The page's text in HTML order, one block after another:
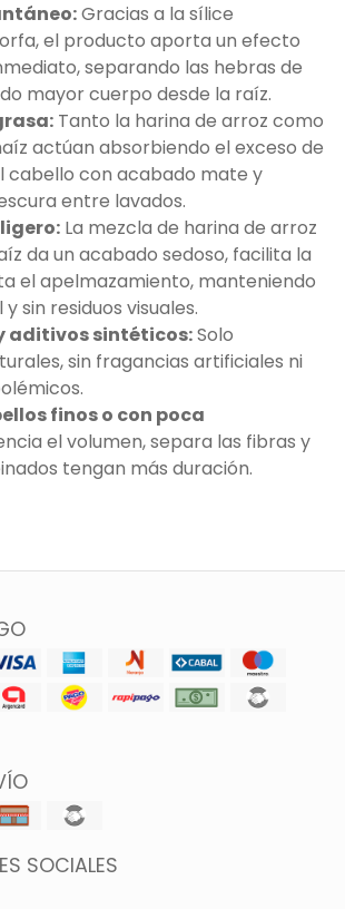
Gracias a la sílice
el producto aporta un efecto
separando las hebras de
mayor cuerpo desde la raíz.
Tanto la harina de arroz como
actúan absorbiendo el exceso de
cabello con acabado mate y
entre lavados.
La mezcla de harina de arroz
da un acabado sedoso, facilita la
el apelmazamiento, manteniendo
sin residuos visuales.
aditivos sintéticos:Solo
sin fragancias artificiales ni
finos o con poca
el volumen, separa las fibras y
tengan más duración.
SOCIALES